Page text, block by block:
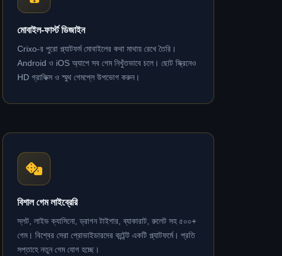
মোবাইল-ফার্স্ট ডিজাইন
Crixo-র পুরো প্ল্যাটফর্ম মোবাইলের কথা মাথায় রেখে তৈরি।
Android ও iOS অ্যাপে সব গেম নিখুঁতভাবে চলে। ছোট স্ক্রিনেও
HD গ্রাফিক্স ও স্মুথ গেমপ্লে উপভোগ করুন।
বিশাল গেম লাইব্রেরি
স্লট, লাইভ ক্যাসিনো, ড্রাগন টাইগার, ব্যাকারাট, রুলেট সহ ৫০০+
গেম। বিশ্বের সেরা প্রোভাইডারদের কন্টেন্ট একটি প্ল্যাটফর্মে। প্রতি
সপ্তাহে নতুন গেম যোগ হচ্ছে।